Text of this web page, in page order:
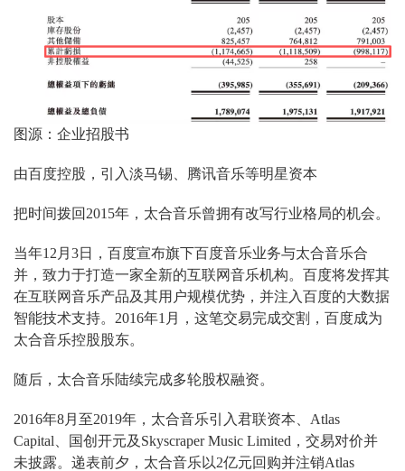
图源：企业招股书
由百度控股，引入淡马锡、腾讯音乐等明星资本
把时间拨回2015年，太合音乐曾拥有改写行业格局的机会。
当年12月3日，百度宣布旗下百度音乐业务与太合音乐合
并，致力于打造一家全新的互联网音乐机构。百度将发挥其
在互联网音乐产品及其用户规模优势，并注入百度的大数据
智能技术支持。2016年1月，这笔交易完成交割，百度成为
太合音乐控股股东。
随后，太合音乐陆续完成多轮股权融资。
2016年8月至2019年，太合音乐引入君联资本、Atlas
Capital、国创开元及Skyscraper Music Limited，交易对价并
未披露。递表前夕，太合音乐以2亿元回购并注销Atlas